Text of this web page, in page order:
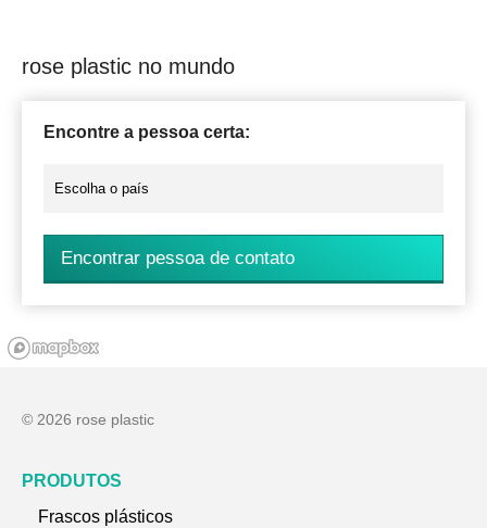
rose plastic no mundo
Encontre a pessoa certa:
Encontrar pessoa de contato
© 2026 rose plastic
PRODUTOS
Frascos plásticos